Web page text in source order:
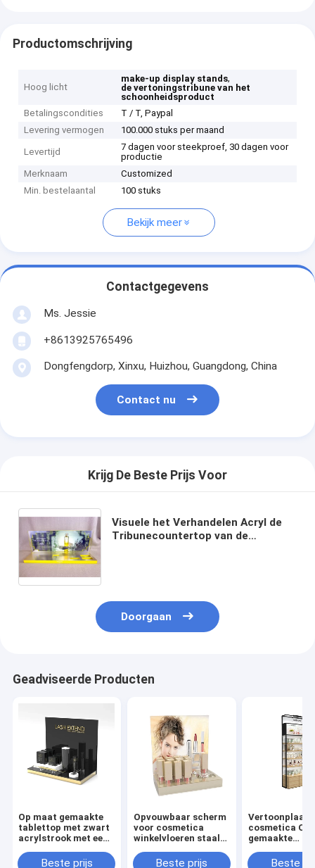
Productomschrijving
Hoog licht
make-up display stands,
de vertoningstribune van het
schoonheidsproduct
Betalingscondities
T / T, Paypal
Levering vermogen
100.000 stuks per maand
Levertijd
7 dagen voor steekproef, 30 dagen voor
productie
Merknaam
Customized
Min. bestelaantal
100 stuks
Bekijk meer
Contactgegevens
Ms. Jessie
+8613925765496
Dongfengdorp, Xinxu, Huizhou, Guangdong, China
Contact nu
Krijg De Beste Prijs Voor
Visuele het Verhandelen Acryl de
Tribunecountertop van de
Doorgaan
Geadviseerde Producten
Op maat gemaakte
tablettop met zwart
acrylstrook met een
logo
Beste prijs
Opvouwbaar scherm
voor cosmetica
winkelvloeren staal
cosmetica scherm
Beste prijs
Vertoonplaats
cosmetica Op
gemaakte
producten
Beste